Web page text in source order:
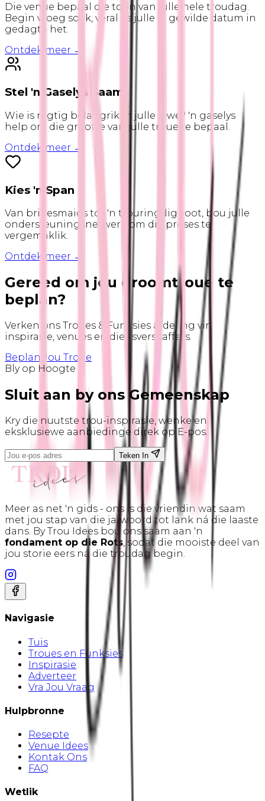
Die venue bepaal die toon van julle hele troudag.
Begin vroeg soek, veral as julle 'n gewilde datum in
gedagte het.
Ontdek meer →
Stel 'n Gaselys Saam
Wie is regtig belangrik in julle lewe? 'n gaselys
help om die grootte van julle troue te bepaal.
Ontdek meer →
Kies 'n Span
Van bridesmaids tot 'n trouringdignoot, bou julle
ondersteuningsnetwerk om die proses te
vergemaklik.
Ontdek meer →
Gereed om jou droomtroue te
beplan?
Verken ons Troues & Funksies afdeling vir
inspirasie, venues en diensverskaffers.
Beplan Jou Troue
Bly op Hoogte
Sluit aan by ons Gemeenskap
Kry die nuutste trou-inspirasie, wenke en
eksklusiewe aanbiedinge direk op E-pos.
Teken In
Meer as net 'n gids - ons is die vriendin wat saam
met jou stap van die ja-woord tot lank ná die laaste
dans. By Trou Idees bou ons saam aan 'n
fondament op die Rots, sodat die mooiste deel van
jou storie eers ná die troudag begin.
Navigasie
Tuis
Troues en Funksies
Inspirasie
Adverteer
Vra Jou Vraag
Hulpbronne
Resepte
Venue Idees
Kontak Ons
FAQ
Wetlik